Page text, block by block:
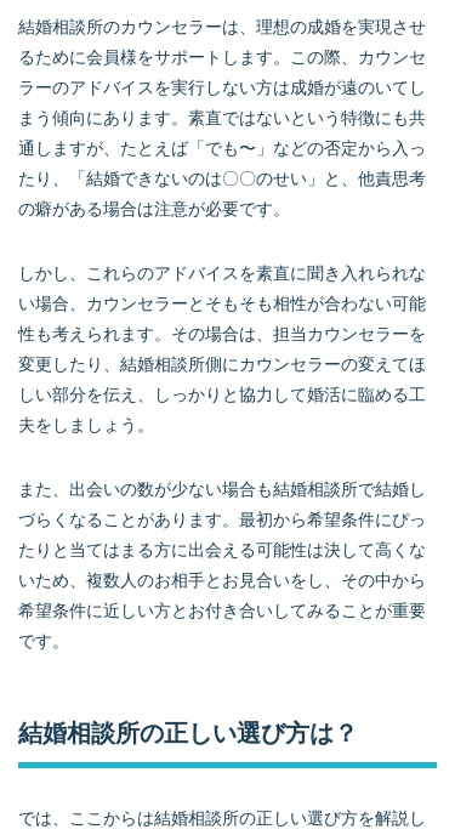
結婚相談所のカウンセラーは、理想の成婚を実現させ
るために会員様をサポートします。この際、カウンセ
ラーのアドバイスを実行しない方は成婚が遠のいてし
まう傾向にあります。素直ではないという特徴にも共
通しますが、たとえば「でも〜」などの否定から入っ
たり、「結婚できないのは〇〇のせい」と、他責思考
の癖がある場合は注意が必要です。
しかし、これらのアドバイスを素直に聞き入れられな
い場合、カウンセラーとそもそも相性が合わない可能
性も考えられます。その場合は、担当カウンセラーを
変更したり、結婚相談所側にカウンセラーの変えてほ
しい部分を伝え、しっかりと協力して婚活に臨める工
夫をしましょう。
また、出会いの数が少ない場合も結婚相談所で結婚し
づらくなることがあります。最初から希望条件にぴっ
たりと当てはまる方に出会える可能性は決して高くな
いため、複数人のお相手とお見合いをし、その中から
希望条件に近しい方とお付き合いしてみることが重要
です。
結婚相談所の正しい選び方は？
では、ここからは結婚相談所の正しい選び方を解説し